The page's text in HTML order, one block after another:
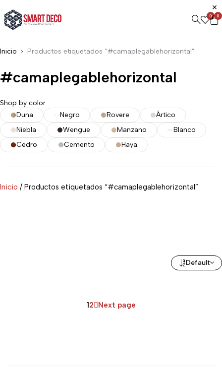
0 0
Inicio Productos etiquetados “#camaplegablehorizontal”
#camaplegablehorizontal
Shop by color
Duna
Negro Rovere
Ártico
Niebla
Wengue Manzano
Blanco
Cedro
Cemento Haya
Inicio / Productos etiquetados “#camaplegablehorizontal”
Default
12 Next page